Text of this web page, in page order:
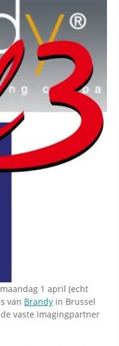
in
1 april (echt
van Brandy in Brussel
vaste imagingpartner